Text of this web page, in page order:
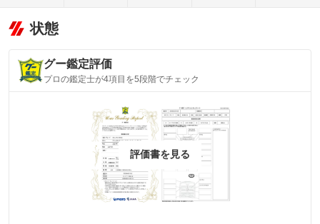
状態
グー鑑定評価
プロの鑑定士が4項目を5段階でチェック
評価書を見る